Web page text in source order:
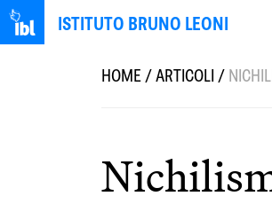
ISTITUTO BRUNO LEONI
HOME/ARTICOLI/